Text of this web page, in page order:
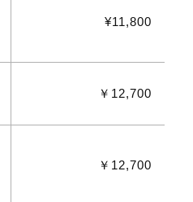
¥11,800
￥12,700
￥12,700